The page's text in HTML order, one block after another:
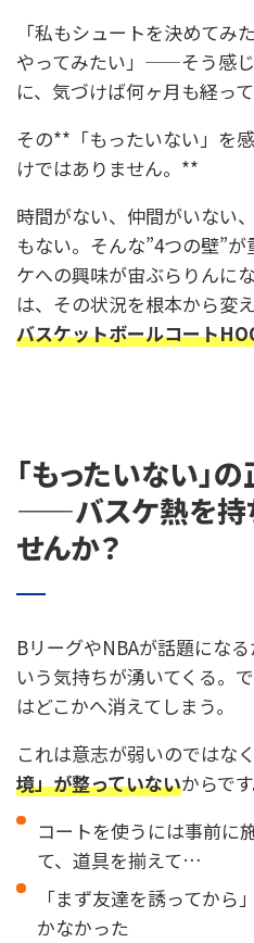
「私もシュートを決めてみ
やってみたい」——そう感
に、気づけば何ヶ月も経って
その**「もったいない」を
けではありません。**
時間がない、仲間がいない
もない。そんな”4つの壁”
ケへの興味が宙ぶらりんに
は、その状況を根本から変
バスケットボールコート
「もったいない」
——バスケ熱を持
せんか？
BリーグやNBAが話題にな
いう気持ちが湧いてくる。
はどこかへ消えてしまう。
これは意志が弱いのではなく
境」が整っていないからです
コートを使うには事前に
て、道具を揃えて…
「まず友達を誘ってから
かなかった